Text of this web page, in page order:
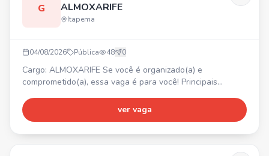
G ALMOXARIFE
Itapema
04/08/2026 Pública 48 0
Cargo: ALMOXARIFE Se você é organizado(a) e
comprometido(a), essa vaga é para você! Principais
equipamentos; • Realizar lançamentos e controlar
entradas e saídas no sistema; • Manter o almoxarifado
ver vaga